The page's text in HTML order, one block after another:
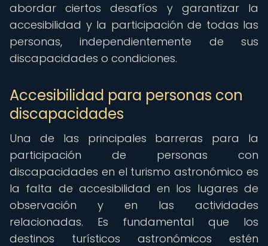
abordar ciertos desafíos y garantizar la
accesibilidad y la participación de todas las
personas, independientemente de sus
discapacidades o condiciones.
Accesibilidad para personas con
discapacidades
Una de las principales barreras para la
participación de personas con
discapacidades en el turismo astronómico es
la falta de accesibilidad en los lugares de
observación y en las actividades
relacionadas. Es fundamental que los
destinos turísticos astronómicos estén